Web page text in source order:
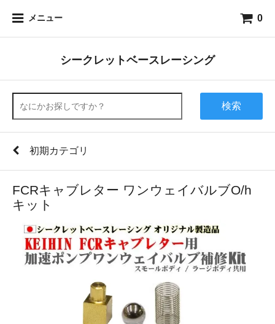
メニュー 0
シークレットベースレーシング
検索
初期カテゴリ
FCRキャブレター ワンウェイバルブO/h
キット